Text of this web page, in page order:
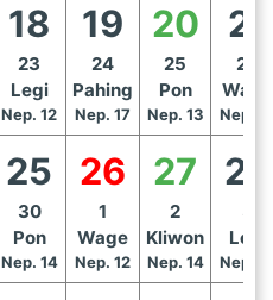
18
23
Legi
Nep. 12
19
24
Pahing
Nep. 17
20
25
Pon
Nep. 13
21
26
Wage
Nep.
25
30
Pon
Nep. 14
26
1
Wage
Nep. 12
27
2
Kliwon
Nep. 14
28
Legi
Nep.